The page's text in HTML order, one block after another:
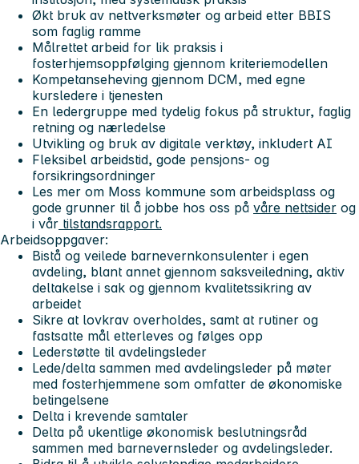
Økt bruk av nettverksmøter og arbeid etter BBIS
som faglig ramme
Målrettet arbeid for lik praksis i
fosterhjemsoppfølging gjennom kriteriemodellen
Kompetanseheving gjennom DCM, med egne
kursledere i tjenesten
En ledergruppe med tydelig fokus på struktur, faglig
retning og nærledelse
Utvikling og bruk av digitale verktøy, inkludert AI
Fleksibel arbeidstid, gode pensjons- og
forsikringsordninger
Les mer om Moss kommune som arbeidsplass og
gode grunner til å jobbe hos oss på våre nettsider og
i vår tilstandsrapport.
Arbeidsoppgaver:
Bistå og veilede barnevernkonsulenter i egen
avdeling, blant annet gjennom saksveiledning, aktiv
deltakelse i sak og gjennom kvalitetssikring av
arbeidet
Sikre at lovkrav overholdes, samt at rutiner og
fastsatte mål etterleves og følges opp
Lederstøtte til avdelingsleder
Lede/delta sammen med avdelingsleder på møter
med fosterhjemmene som omfatter de økonomiske
betingelsene
Delta i krevende samtaler
Delta på ukentlige økonomisk beslutningsråd
sammen med barnevernsleder og avdelingsleder.